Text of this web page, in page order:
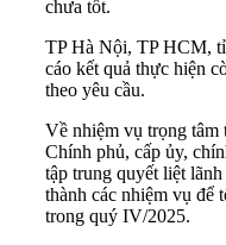
chưa tốt.
TP Hà Nội, TP HCM,
cáo kết quả thực hiện
theo yêu cầu.
Về nhiệm vụ trọng tâm
Chính phủ, cấp ủy,
tập trung quyết liệt
thành các nhiệm vụ để
trong quý IV/2025.